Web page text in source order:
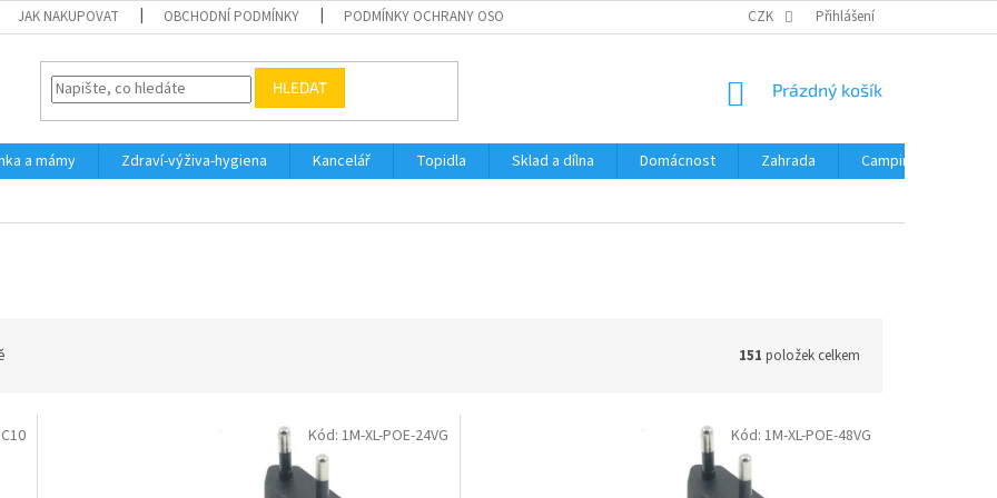
JAK NAKUPOVAT OBCHODNÍ PODMÍNKY PODMÍNKY OCHRANY OSOBNÍCH ÚDAJŮ CZK Přihlášení
HLEDAT
NÁKUPNÍ
Prázdný košík
a mámy Zdraví-výživa-hygiena Kancelář Topidla Sklad a dílna Domácnost Zahrada Camping
151 položek celkem
Kód: 1M-XL-POE-24VG Kód: 1M-XL-POE-48VG